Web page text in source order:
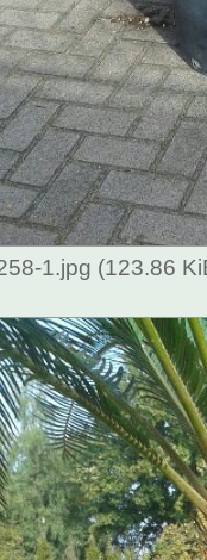
1.jpg (123.86